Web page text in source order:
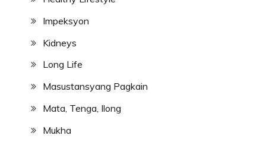
Impeksyon
Kidneys
Long Life
Masustansyang Pagkain
Mata, Tenga, Ilong
Mukha